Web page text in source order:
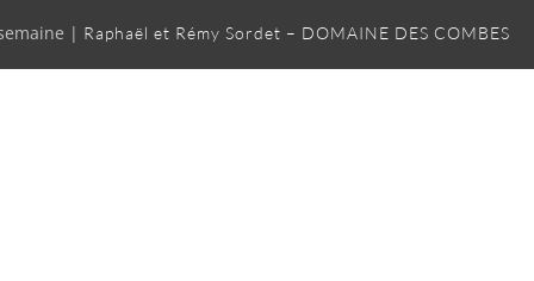
| Raphaël et Rémy Sordet – DOMAINE DES COMBES